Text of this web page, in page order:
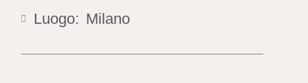
Luogo: Milano